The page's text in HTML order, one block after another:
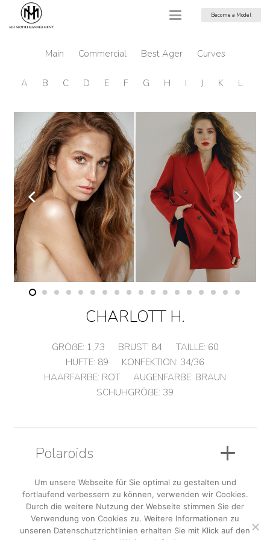
Become a Model
Main Commercial Best Ager Curves
A B C D E F G H I J K L
CHARLOTT H.
GRÖßE: 1,73 BRUST: 84 TAILLE: 60
HÜFTE: 89 KONFEKTION: 34/36
HAARFARBE: ROT AUGENFARBE: BRAUN
SCHUHGRÖßE: 39
Polaroids
Sedcard
Um unsere Webseite für Sie optimal zu gestalten und
fortlaufend verbessern zu können, verwenden wir Cookies.
Durch die weitere Nutzung der Webseite stimmen Sie der
Verwendung von Cookies zu. Weitere Informationen zu
unseren Datenschutzrichtlinien erhalten Sie mit Klick auf den